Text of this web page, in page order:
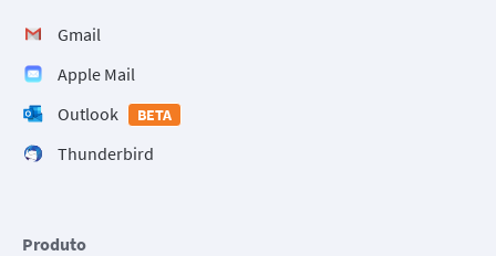
Gmail
Apple Mail
Outlook
BETA
Thunderbird
Produto